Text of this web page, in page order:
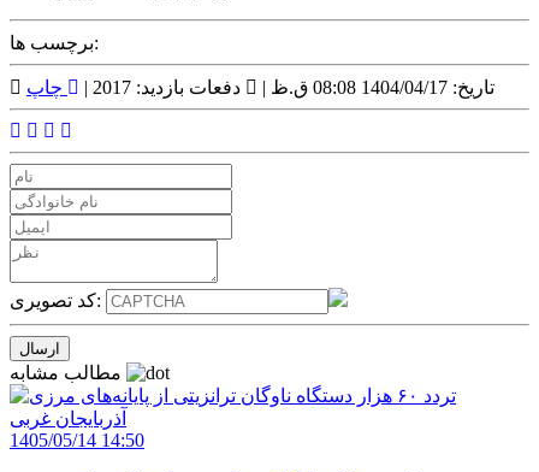
برچسب ها:
تاریخ: 1404/04/17 08:08 ق.ظ | دفعات بازدید: 2017 | چاپ
کد تصویری:
1405/05/14 14:50